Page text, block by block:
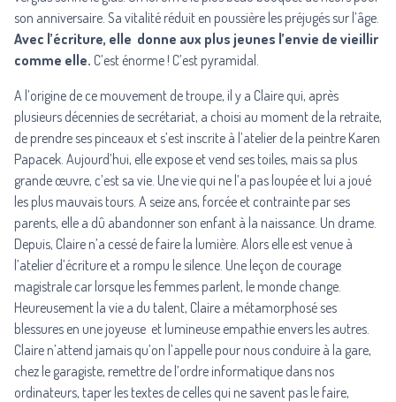
son anniversaire. Sa vitalité réduit en poussière les préjugés sur l’âge.
Avec l’écriture, elle donne aux plus jeunes l’envie de vieillir
comme elle. C’est énorme ! C’est pyramidal.
A l’origine de ce mouvement de troupe, il y a Claire qui, après
plusieurs décennies de secrétariat, a choisi au moment de la retraite,
de prendre ses pinceaux et s’est inscrite à l’atelier de la peintre Karen
Papacek. Aujourd’hui, elle expose et vend ses toiles, mais sa plus
grande œuvre, c’est sa vie. Une vie qui ne l’a pas loupée et lui a joué
les plus mauvais tours. A seize ans, forcée et contrainte par ses
parents, elle a dû abandonner son enfant à la naissance. Un drame.
Depuis, Claire n’a cessé de faire la lumière. Alors elle est venue à
l’atelier d’écriture et a rompu le silence. Une leçon de courage
magistrale car lorsque les femmes parlent, le monde change.
Heureusement la vie a du talent, Claire a métamorphosé ses
blessures en une joyeuse et lumineuse empathie envers les autres.
Claire n’attend jamais qu’on l’appelle pour nous conduire à la gare,
chez le garagiste, remettre de l’ordre informatique dans nos
ordinateurs, taper les textes de celles qui ne savent pas le faire,